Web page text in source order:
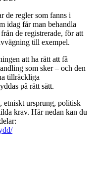
de regler som fanns i
idag får man behandla
de registrerade, för att
till exempel.
att ha rätt att få
som sker – och den
tillräckliga
på rätt sätt.
etniskt ursprung, politisk
krav. Här nedan kan du